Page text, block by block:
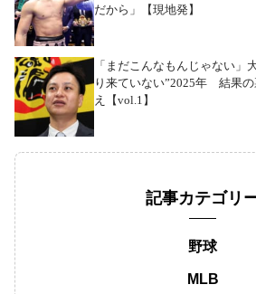
だから」【現地発】
「まだこんなもんじゃない」
り来ていない”2025年 結果
え【vol.1】
記事カテゴリ
野球
MLB